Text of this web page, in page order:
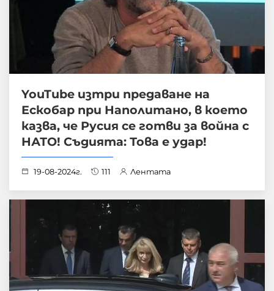
YouTube изтри предаване на
Ескобар при Наполитано, в което
казва, че Русия се готви за война с
НАТО! Съдията: Това е удар!
19-08-2024г. 111 Лентата